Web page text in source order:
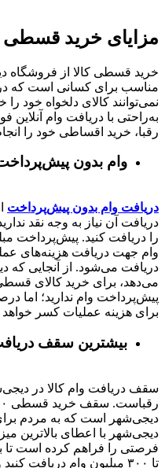
مزایای خرید قسطی
خرید قسطی کالا از فروشگاه
مناسب برای کسانی است که
نمی‌توانند کالای دلخواه خود
به‌راحتی با دریافت وام آنلاین
رقبا، خرید اقساطی خود را
وام بدون
دریافت وام بدون پیش‌پرداخت
دریافت آن نیاز به وجه نقد
را دریافت کنید. پیش‌پرداخت
وام جهت دریافت هزینه‌های
دریافت می‌شود. از آنجایی که
می‌دهد، برای خرید کالای
پیش‌پرداخت وام ندارید؛ اما
برای هزینه عملیات کسر
بیشترین سقف
سقف دریافت وام کالا در
دیجی‌شهر است که به مردم
دیجی‌شهر با اعطای بالاترین
فرصتی را فراهم کرده است تا
تا ۳۰۰ میلیون وام دریافت کنید و خرید اعتباری خود را انجام دهید.